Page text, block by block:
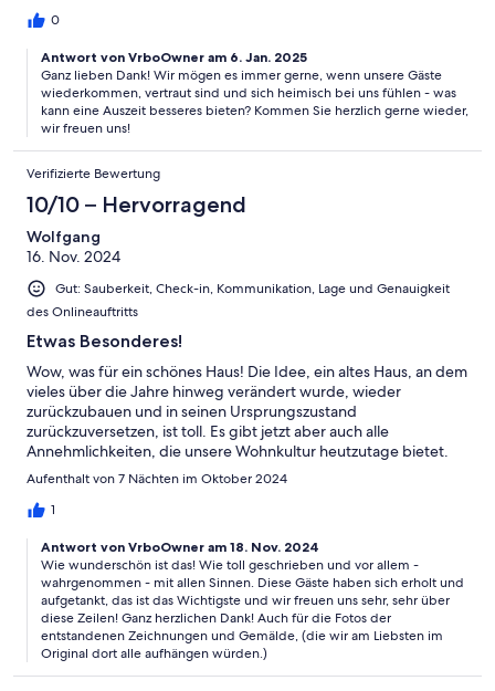
0
Antwort von VrboOwner am 6. Jan. 2025
Ganz lieben Dank! Wir mögen es immer gerne, wenn unsere Gäste
wiederkommen, vertraut sind und sich heimisch bei uns fühlen - was
kann eine Auszeit besseres bieten? Kommen Sie herzlich gerne wieder,
wir freuen uns!
Verifizierte Bewertung
10/10 – Hervorragend
Wolfgang
16. Nov. 2024
Gut: Sauberkeit, Check-in, Kommunikation, Lage und Genauigkeit
des Onlineauftritts
Etwas Besonderes!
Wow, was für ein schönes Haus! Die Idee, ein altes Haus, an dem
vieles über die Jahre hinweg verändert wurde, wieder
zurückzubauen und in seinen Ursprungszustand
zurückzuversetzen, ist toll. Es gibt jetzt aber auch alle
Annehmlichkeiten, die unsere Wohnkultur heutzutage bietet.
Dazu noch einen rundum verglasten Wintergarten und neue
verschwimmen lassen. Das Haus ist voller Kunst, es gibt überall
Modernem und mit vielen wiederverwendeten Materialien
Eingebautem ist stimmig und gelungen. Vieles stammt aus
Frankreich. Das passt wunderbar. Der Blick aus dem Fenster
erinnert an Seine-Motive der französischen Impressionisten. Wir
haben während unseres Aufenthalts die wunderbare Vlaminck-
Ausstellung im Museum Barberini in Potsdam besucht und
Aufenthalt von 7 Nächten im Oktober 2024
1
Antwort von VrboOwner am 18. Nov. 2024
Wie wunderschön ist das! Wie toll geschrieben und vor allem -
wahrgenommen - mit allen Sinnen. Diese Gäste haben sich erholt und
aufgetankt, das ist das Wichtigste und wir freuen uns sehr, sehr über
diese Zeilen! Ganz herzlichen Dank! Auch für die Fotos der
entstandenen Zeichnungen und Gemälde, (die wir am Liebsten im
Original dort alle aufhängen würden.)